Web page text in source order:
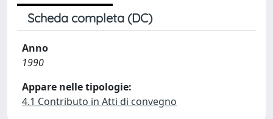
Scheda completa (DC)
Anno
1990
Appare nelle tipologie:
4.1 Contributo in Atti di convegno